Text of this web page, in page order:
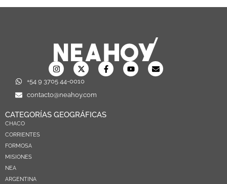
+54 9 3705 44-0010
contacto@neahoy.com
CATEGORÍAS GEOGRÁFICAS
CHACO
CORRIENTES
FORMOSA
MISIONES
NEA
ARGENTINA